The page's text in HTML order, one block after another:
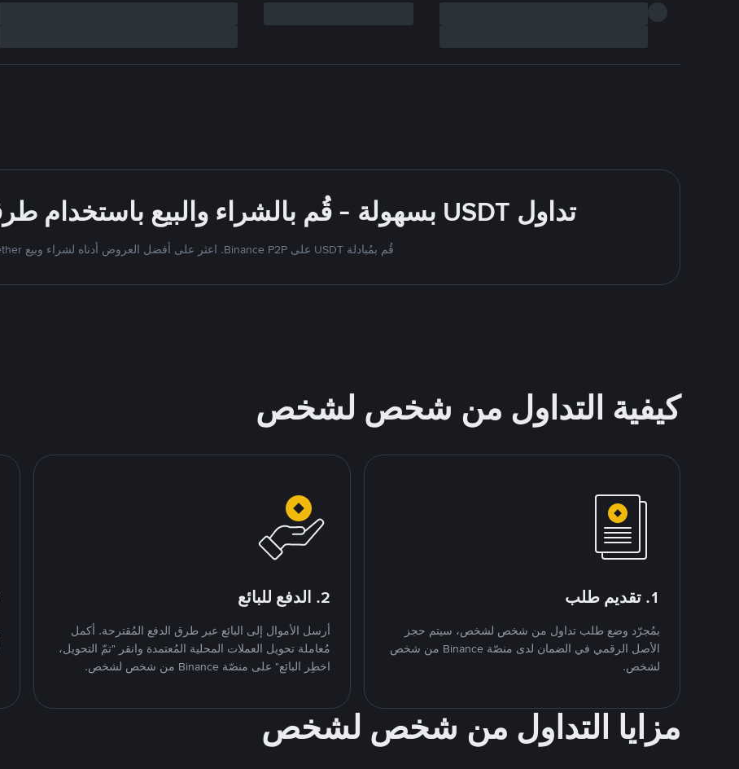
تداول USDT بسهولة - قُم بالشراء والبيع باستخدام طرقك المُفضّلة للدفع
قُم بمُبادلة USDT على Binance P2P. اعثر على أفضل العروض أدناه لشراء وبيع Tether
كيفية التداول من شخص لشخص
1. تقديم طلب
بمُجرّد وضع طلب تداول من شخص لشخص، سيتم حجز
الأصل الرقمي في الضمان لدى منصّة Binance من شخص
لشخص.
2. الدفع للبائع
أرسل الأموال إلى البائع عبر طرق الدفع المُقترحة. أكمل
مُعاملة تحويل العملات المحلية المُعتمدة وانقر "تمّ التحويل،
اخطِر البائع" على منصّة Binance من شخص لشخص.
مزايا التداول من شخص لشخص